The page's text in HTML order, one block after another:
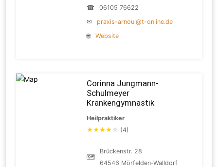
☎
06105 76622
✉
praxis-arnoul@t-online.de
🌐
Website
Corinna Jungmann-
Schulmeyer
Krankengymnastik
Heilpraktiker
★★★★ ☆ (4)
🗺
Brückenstr. 28
64546 Mörfelden-Walldorf